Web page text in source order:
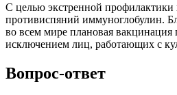
С целью экстренной
противиспяний иммуноглобулин.
во всем мире плановая вакцинация
исключением лиц, работающих с
Вопрос-ответ